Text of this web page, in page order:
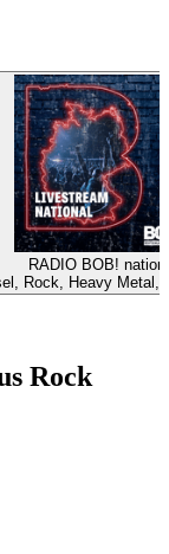
RADIO BOB!
Rock, Heavy Metal,
Rock